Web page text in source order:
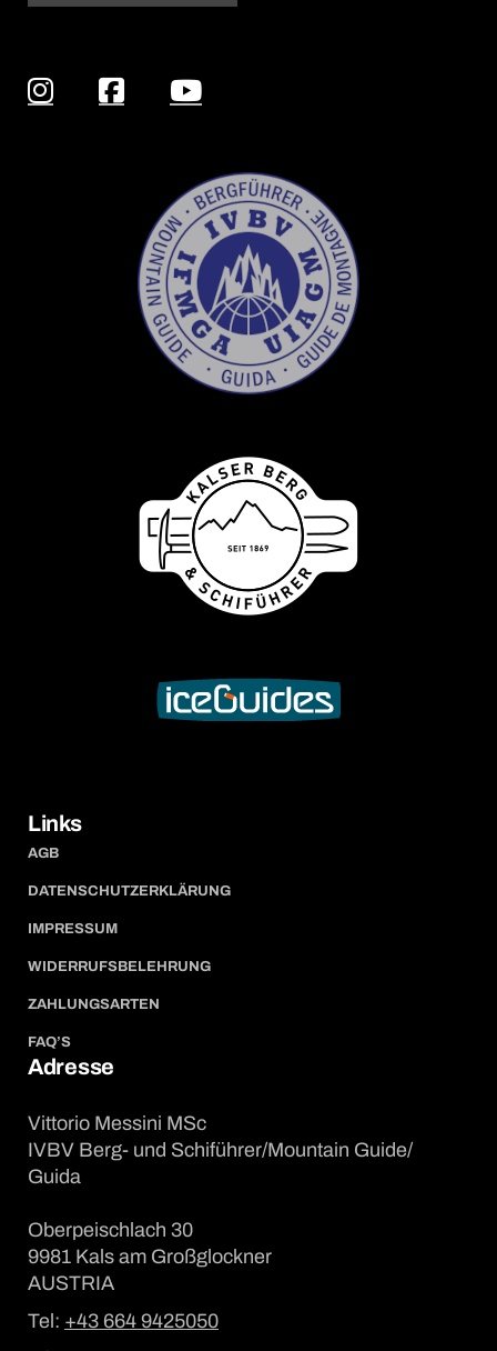
Links
AGB
DATENSCHUTZERKLÄRUNG
IMPRESSUM
WIDERRUFSBELEHRUNG
ZAHLUNGSARTEN
FAQ’S
Adresse
Vittorio Messini MSc
IVBV Berg- und Schiführer/Mountain Guide/
Guida
Oberpeischlach 30
9981 Kals am Großglockner
AUSTRIA
Tel: +43 664 9425050